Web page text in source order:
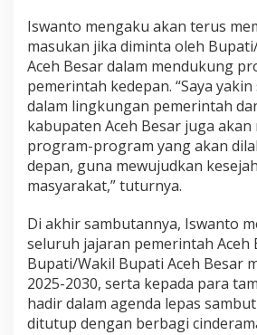
Iswanto mengaku akan terus
masukan jika diminta oleh
Aceh Besar dalam mendukung
pemerintah kedepan. “Saya
dalam lingkungan pemerintah
kabupaten Aceh Besar juga
program-program yang akan
depan, guna mewujudkan
masyarakat,” tuturnya.
Di akhir sambutannya, Iswanto
seluruh jajaran pemerintah Aceh
Bupati/Wakil Bupati Aceh Besar
2025-2030, serta kepada para
hadir dalam agenda lepas
ditutup dengan berbagi